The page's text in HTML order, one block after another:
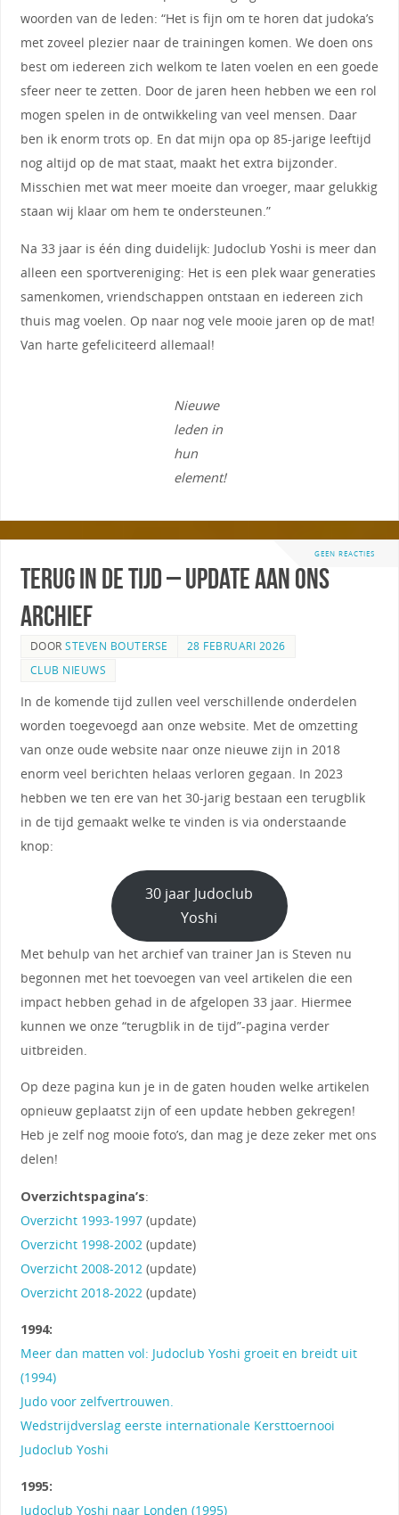
woorden van de leden: “Het is fijn om te horen dat judoka’s
met zoveel plezier naar de trainingen komen. We doen ons
best om iedereen zich welkom te laten voelen en een goede
sfeer neer te zetten. Door de jaren heen hebben we een rol
mogen spelen in de ontwikkeling van veel mensen. Daar
ben ik enorm trots op. En dat mijn opa op 85-jarige leeftijd
nog altijd op de mat staat, maakt het extra bijzonder.
Misschien met wat meer moeite dan vroeger, maar gelukkig
staan wij klaar om hem te ondersteunen.”
Na 33 jaar is één ding duidelijk: Judoclub Yoshi is meer dan
alleen een sportvereniging: Het is een plek waar generaties
samenkomen, vriendschappen ontstaan en iedereen zich
thuis mag voelen. Op naar nog vele mooie jaren op de mat!
Van harte gefeliciteerd allemaal!
Nieuwe
leden in
hun
element!
GEEN REACTIES
Terug in de tijd – Update aan ons
archief
DOORSTEVEN BOUTERSE
28 FEBRUARI 2026
CLUB NIEUWS
In de komende tijd zullen veel verschillende onderdelen
worden toegevoegd aan onze website. Met de omzetting
van onze oude website naar onze nieuwe zijn in 2018
enorm veel berichten helaas verloren gegaan. In 2023
hebben we ten ere van het 30-jarig bestaan een terugblik
in de tijd gemaakt welke te vinden is via onderstaande
knop:
30 jaar Judoclub
Yoshi
Met behulp van het archief van trainer Jan is Steven nu
begonnen met het toevoegen van veel artikelen die een
impact hebben gehad in de afgelopen 33 jaar. Hiermee
kunnen we onze “terugblik in de tijd”-pagina verder
uitbreiden.
Op deze pagina kun je in de gaten houden welke artikelen
opnieuw geplaatst zijn of een update hebben gekregen!
Heb je zelf nog mooie foto’s, dan mag je deze zeker met ons
delen!
Overzichtspagina’s:
Overzicht 1993-1997(update)
Overzicht 1998-2002 (update)
Overzicht 2008-2012 (update)
Overzicht 2018-2022 (update)
1994:
Meer dan matten vol: Judoclub Yoshi groeit en breidt uit
(1994)
Judo voor zelfvertrouwen.
Wedstrijdverslag eerste internationale Kersttoernooi
Judoclub Yoshi
1995:
Judoclub Yoshi naar Londen (1995)